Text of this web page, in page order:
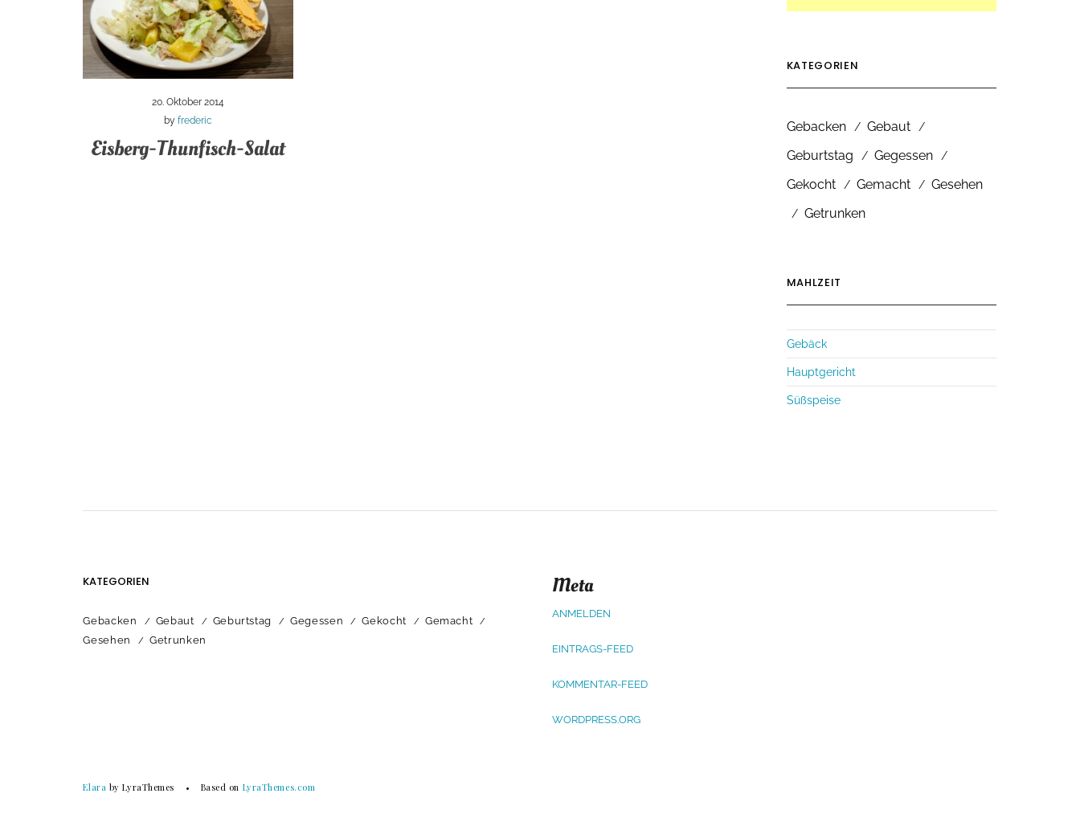
20. Oktober 2014
byfrederic
Eisberg-Thunfisch-Salat
KATEGORIEN
Gebacken
Gebaut
Geburtstag
Gegessen
Gekocht
Gemacht
Gesehen
Getrunken
MAHLZEIT
Gebäck
Hauptgericht
Süßspeise
KATEGORIEN
Gebacken Gebaut Geburtstag Gegessen Gekocht
Gemacht
Gesehen
Getrunken
Meta
ANMELDEN
EINTRAGS-FEED
KOMMENTAR-FEED
WORDPRESS.ORG
Elara by LyraThemes Based on LyraThemes.com